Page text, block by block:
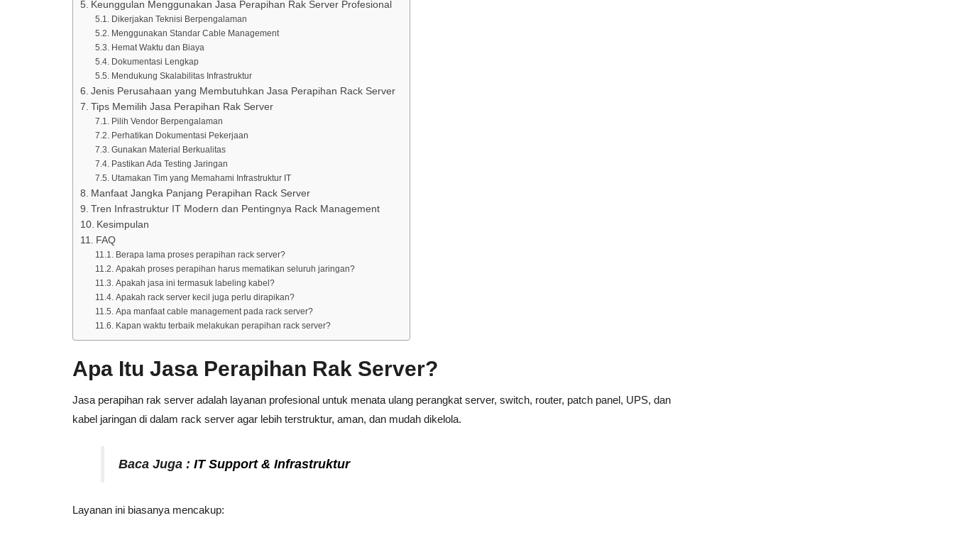
Keunggulan Menggunakan Jasa Perapihan Rak Server Profesional
Dikerjakan Teknisi Berpengalaman
Menggunakan Standar Cable Management
Hemat Waktu dan Biaya
Dokumentasi Lengkap
Mendukung Skalabilitas Infrastruktur
Jenis Perusahaan yang Membutuhkan Jasa Perapihan Rack Server
Tips Memilih Jasa Perapihan Rak Server
Pilih Vendor Berpengalaman
Perhatikan Dokumentasi Pekerjaan
Gunakan Material Berkualitas
Pastikan Ada Testing Jaringan
Utamakan Tim yang Memahami Infrastruktur IT
Manfaat Jangka Panjang Perapihan Rack Server
Tren Infrastruktur IT Modern dan Pentingnya Rack Management
Kesimpulan
FAQ
Berapa lama proses perapihan rack server?
Apakah proses perapihan harus mematikan seluruh jaringan?
Apakah jasa ini termasuk labeling kabel?
Apakah rack server kecil juga perlu dirapikan?
Apa manfaat cable management pada rack server?
Kapan waktu terbaik melakukan perapihan rack server?
Apa Itu Jasa Perapihan Rak Server?
Jasa perapihan rak server adalah layanan profesional untuk menata ulang perangkat server, switch, router, patch panel, UPS, dan
kabel jaringan di dalam rack server agar lebih terstruktur, aman, dan mudah dikelola.
Baca Juga : IT Support & Infrastruktur
Layanan ini biasanya mencakup: